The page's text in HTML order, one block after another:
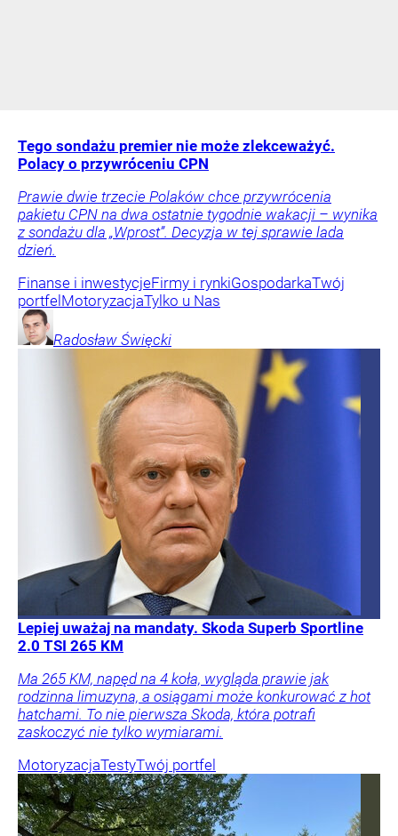
Tego sondażu premier nie może zlekceważyć.
Polacy o przywróceniu CPN
Prawie dwie trzecie Polaków chce przywrócenia
pakietu CPN na dwa ostatnie tygodnie wakacji – wynika
z sondażu dla „Wprost”. Decyzja w tej sprawie lada
dzień.
Finanse i inwestycjeFirmy i rynkiGospodarkaTwój
portfel MotoryzacjaTylko u Nas
Radosław Święcki
Lepiej uważaj na mandaty. Skoda Superb Sportline
2.0 TSI 265 KM
Ma 265 KM, napęd na 4 koła, wygląda prawie jak
rodzinna limuzyna, a osiągami może konkurować z hot
hatchami. To nie pierwsza Skoda, która potrafi
zaskoczyć nie tylko wymiarami.
MotoryzacjaTestyTwój portfel